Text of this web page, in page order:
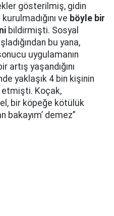
gösterilmiş, gidin
ve böyle bir
bildirmişti. Sosyal
bu yana,
uygulamanın
artış yaşandığını
yaklaşık 4 bin kişinin
Koçak,
bir köpeğe kötülük
bakayım’ demez”